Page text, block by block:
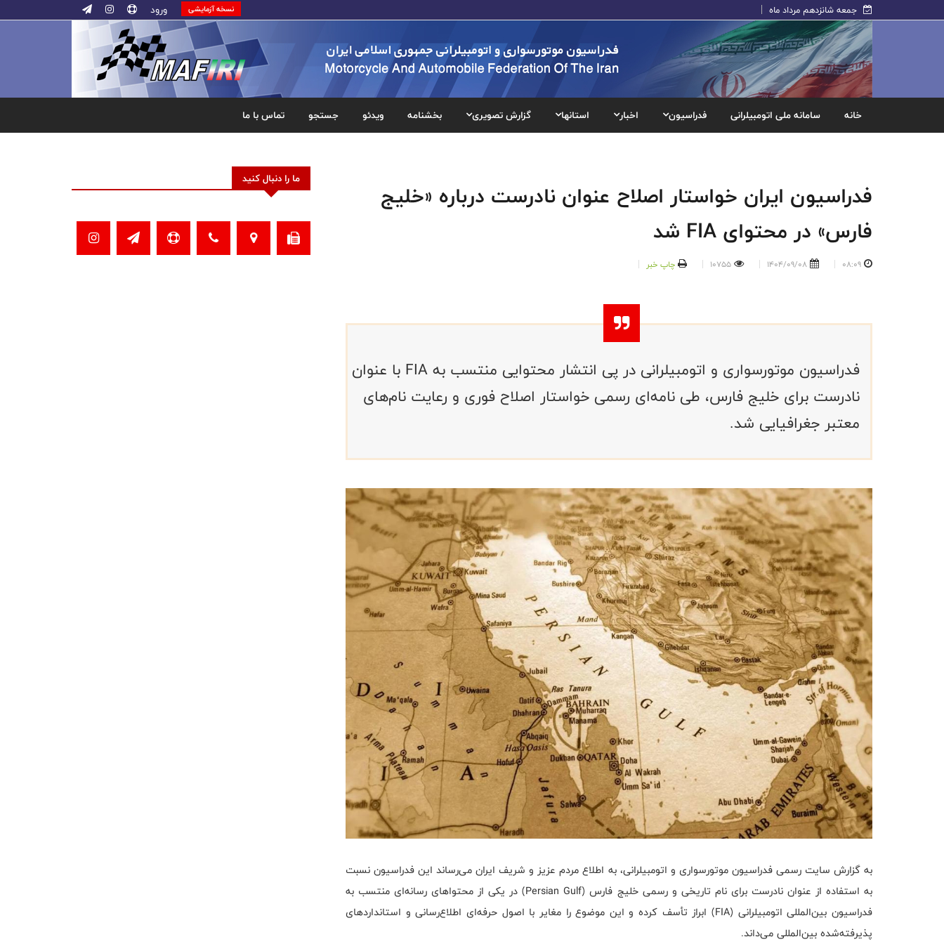
جمعه شانزدهم مرداد ماه نسخه آزمایشی ورود
خانه سامانه ملی اتومبیلرانی فدراسیون اخبار استانها گزارش تصویری بخشنامه ویدئو جستجو تماس با ما
فدراسیون ایران خواستار اصلاح عنوان نادرست درباره «خلیج
فارس» در محتوای FIA شد
08:09
1404/09/08
10755 چاپ خبر
فدراسیون موتورسواری و اتومبیلرانی در پی انتشار محتوایی منتسب به FIA با عنوان
نادرست برای خلیج فارس، طی نامه‌ای رسمی خواستار اصلاح فوری و رعایت نام‌های
معتبر جغرافیایی شد.
به گزارش سایت رسمی فدراسیون موتورسواری و اتومبیلرانی، به اطلاع مردم عزیز و شریف ایران می‌رساند این فدراسیون نسبت
به استفاده از عنوان نادرست برای نام تاریخی و رسمی خلیج فارس (Persian Gulf) در یکی از محتواهای رسانه‌ای منتسب به
فدراسیون بین‌المللی اتومبیلرانی (FIA) ابراز تأسف کرده و این موضوع را مغایر با اصول حرفه‌ای اطلاع‌رسانی و استانداردهای
پذیرفته‌شده بین‌المللی می‌داند.
ما را دنبال کنید